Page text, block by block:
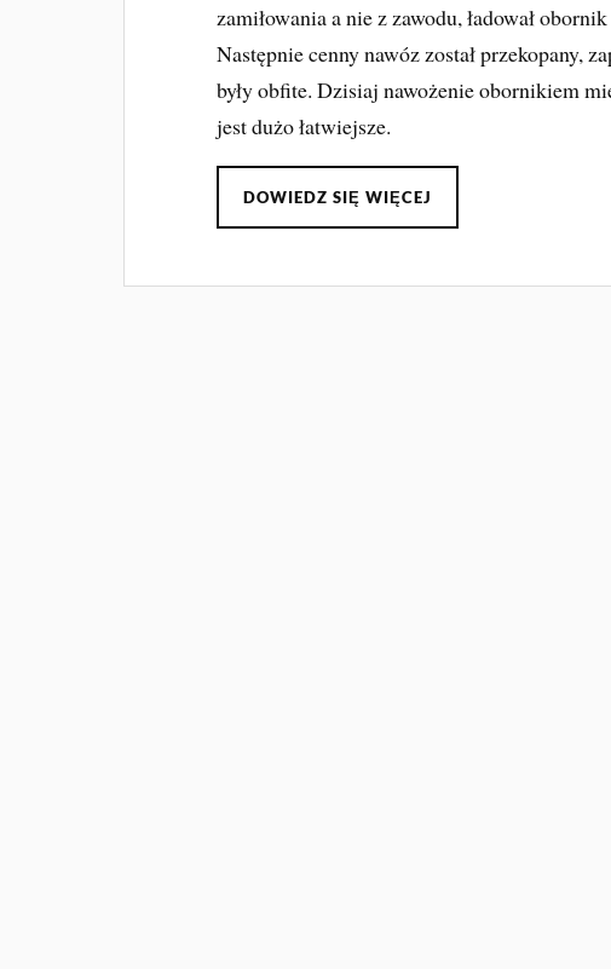
zamiłowania a nie z zawodu, ładował
Następnie cenny nawóz został przekopany,
były obfite. Dzisiaj nawożenie obornikiem
jest dużo łatwiejsze.
DOWIEDZ SIĘ WIĘCEJ